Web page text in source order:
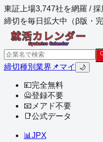
東証上場3,747社を網羅 /
締切を毎日拡大中（β版・完
締切種別 業界 📌マイ 🌙
💴完全無料
🙅登録不要
📧 メアド不要
📑公式データ
📊 JPX